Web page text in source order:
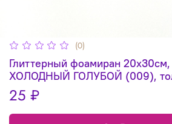
(0)
Глиттерный фоамиран
ХОЛОДНЫЙ ГОЛУБОЙ (009),
25 ₽